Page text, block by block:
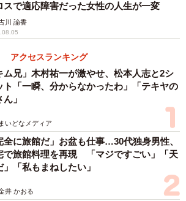
スで適応障害だった女性の人生が一変
川 諭香
アクセスランキング
ム兄」木村祐一が激やせ、松本人志と2シ
ト「一瞬、分からなかったわ」「テキヤの
ん」
まいどなメディア
全に旅館だ」お盆も仕事…30代独身男性、
で旅館料理を再現 「マジですごい」「天
」「私もまねしたい」
井 かおる